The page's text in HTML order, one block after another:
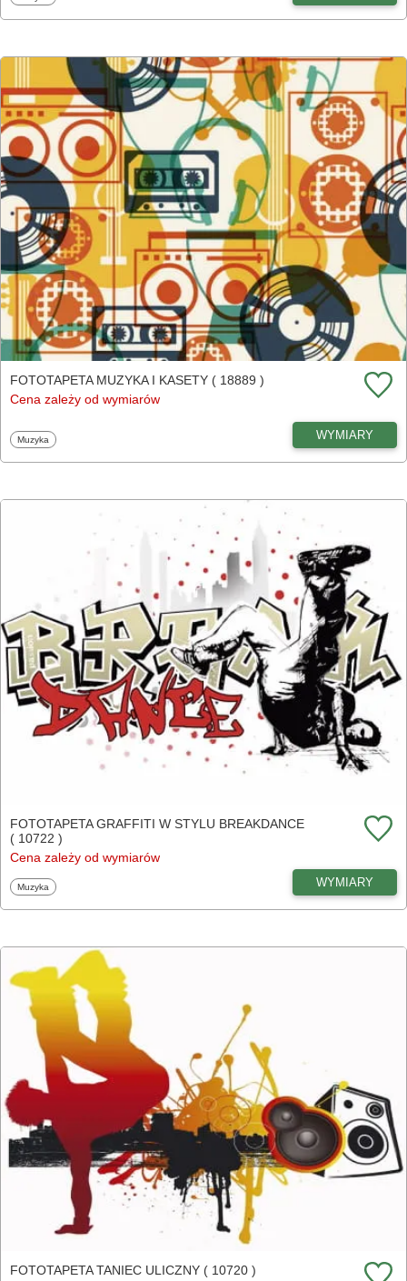
FOTOTAPETA MUZYKA I KASETY ( 18889 )
Cena zależy od wymiarów
Fototapety
Muzyka WYMIARY
FOTOTAPETA GRAFFITI W STYLU BREAKDANCE
( 10722 )
Cena zależy od wymiarów
Fototapety
Muzyka WYMIARY
FOTOTAPETA TANIEC ULICZNY ( 10720 )